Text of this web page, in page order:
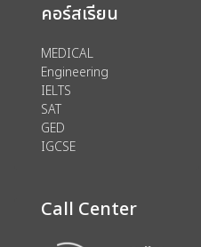
คอร์สเรียน
MEDICAL
Engineering
IELTS
SAT
GED
IGCSE
Call Center